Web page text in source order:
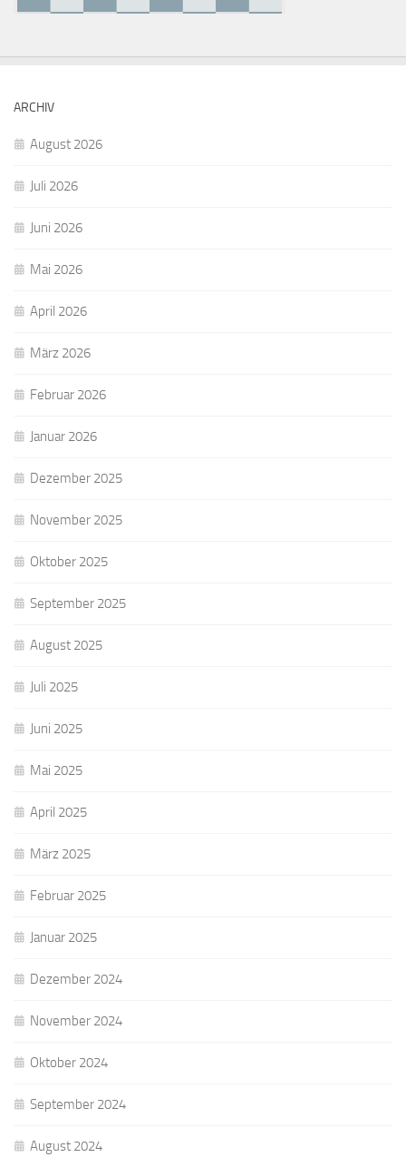
ARCHIV
August 2026
Juli 2026
Juni 2026
Mai 2026
April 2026
März 2026
Februar 2026
Januar 2026
Dezember 2025
November 2025
Oktober 2025
September 2025
August 2025
Juli 2025
Juni 2025
Mai 2025
April 2025
März 2025
Februar 2025
Januar 2025
Dezember 2024
November 2024
Oktober 2024
September 2024
August 2024